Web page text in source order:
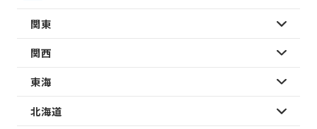
関東
関西
東海
北海道